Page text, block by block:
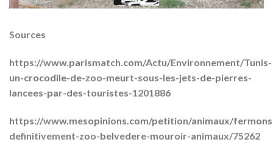
Sources
https://www.parismatch.com/Actu/Environnement/Tunis-
un-crocodile-de-zoo-meurt-sous-les-jets-de-pierres-
lancees-par-des-touristes-1201886
https://www.mesopinions.com/petition/animaux/
definitivement-zoo-belvedere-mouroir-animaux/75262